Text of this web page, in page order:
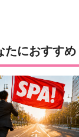
たにおすすめ